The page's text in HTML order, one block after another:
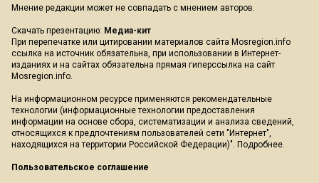
Мнение редакции может не совпадать с мнением авторов.
Скачать презентацию: Медиа-кит
При перепечатке или цитировании материалов сайта Mosregion.info
ссылка на источник обязательна, при использовании в Интернет-
изданиях и на сайтах обязательна прямая гиперссылка на сайт
Mosregion.info.
На информационном ресурсе применяются рекомендательные
технологии (информационные технологии предоставления
информации на основе сбора, систематизации и анализа сведений,
относящихся к предпочтениям пользователей сети "Интернет",
находящихся на территории Российской Федерации)". Подробнее.
Пользовательское соглашение